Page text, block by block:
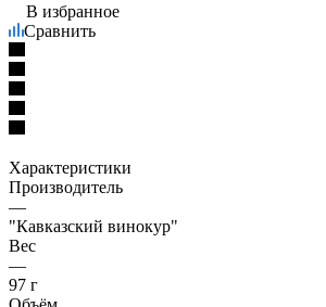
В избранное
Сравнить
Характеристики
Производитель
—
"Кавказский винокур"
Вес
—
97 г